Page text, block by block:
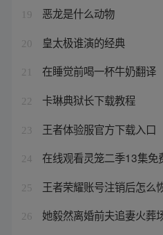
19 恶龙是什么动物
20 皇太极谁演的经典
21 在睡觉前喝一杯牛奶翻译
22 卡琳典狱长下载教程
23 王者体验服官方下载入口
24 在线观看灵笼二季13集免
25 王者荣耀账号注销后怎么
26 她毅然离婚前夫追妻火葬